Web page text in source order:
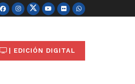
| EDICIÓN DIGITAL